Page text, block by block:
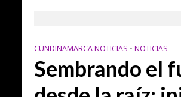
CUNDINAMARCA NOTICIAS • NOTICIAS
Sembrando el